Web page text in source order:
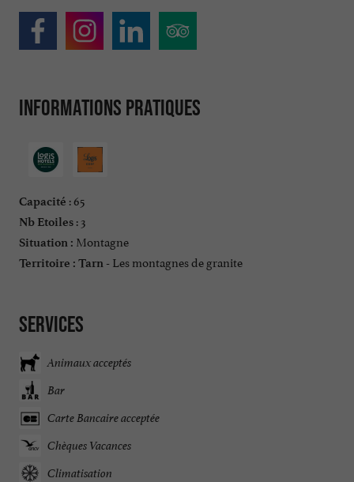
Informations pratiques
Capacité : 65
Nb Etoiles : 3
Situation : Montagne
Territoire : Tarn - Les montagnes de granite
Services
Animaux acceptés
Bar
Carte Bancaire acceptée
Chèques Vacances
Climatisation